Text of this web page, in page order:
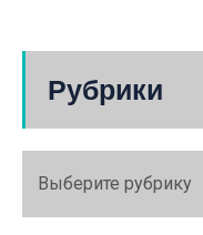
Рубрики